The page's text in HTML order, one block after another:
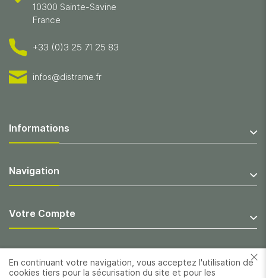
En continuant votre navigation, vous acceptez l'utilisation de
cookies tiers pour la sécurisation du site et pour les
10300 Sainte-Savine
France
+33 (0)3 25 71 25 83
infos@distrame.fr
Informations
Navigation
Votre Compte